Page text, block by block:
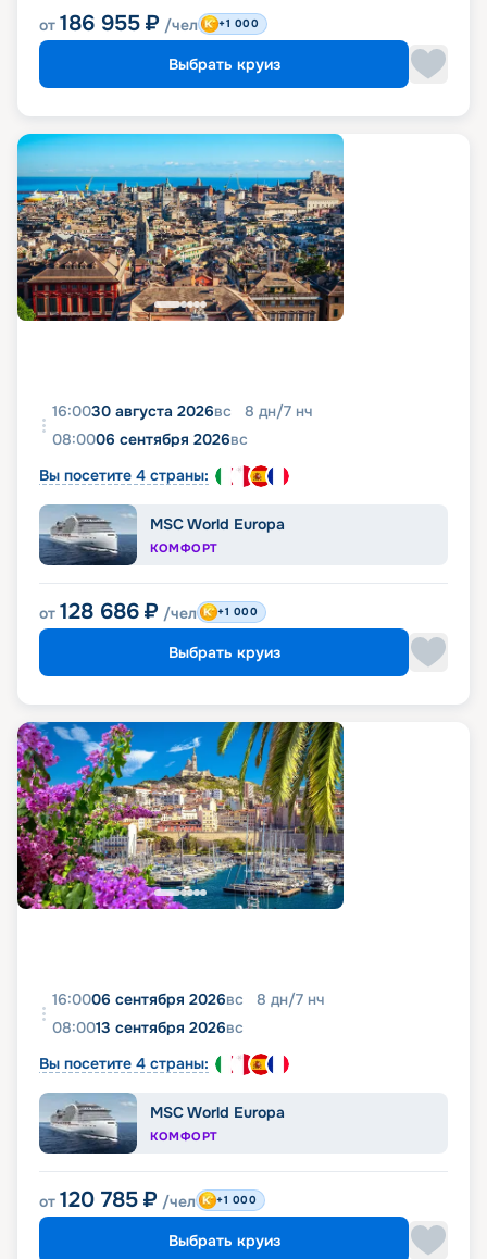
от 186 955 ₽ /чел +1 000
Выбрать круиз
16:0030 августа 2026вс 8 дн/7 нч
08:0006 сентября 2026вс
Вы посетите 4 страны:
MSC World Europa
КОМФОРТ
от 128 686 ₽ /чел +1 000
Выбрать круиз
16:0006 сентября 2026вс 8 дн/7 нч
08:0013 сентября 2026вс
Вы посетите 4 страны:
MSC World Europa
КОМФОРТ
от 120 785 ₽ /чел +1 000
Выбрать круиз